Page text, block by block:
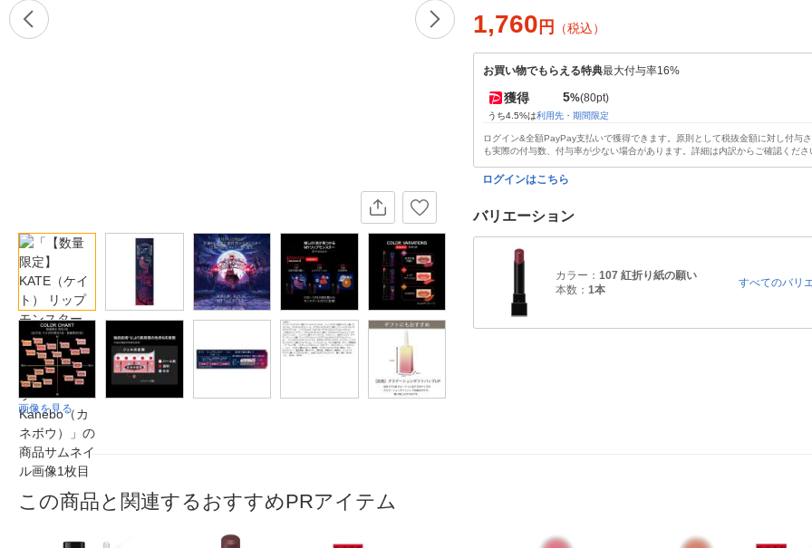
画像を見る
1,760 円 （税込）
お買い物でもらえる特典最大付与率16%
獲得 5%(80pt)
うち4.5%は利用先・期間限定
ログイン&全額PayPay支払いで獲得できます。原則として税抜金額に対し付与
も実際の付与数、付与率が少ない場合があります。詳細は内訳からご確認くださ
ログインはこちら
バリエーション
カラー： 107 紅折り紙の願い
本数： 1本
すべてのバリ
この商品と関連するおすすめPRアイテム